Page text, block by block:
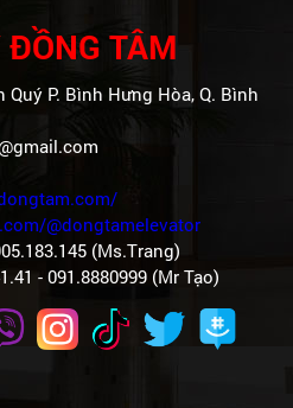
TÂM
P. Bình Hưng Hòa, Q. Bình
@dongtamelevator
(Ms.Trang)
- 091.8880999 (Mr Tạo)